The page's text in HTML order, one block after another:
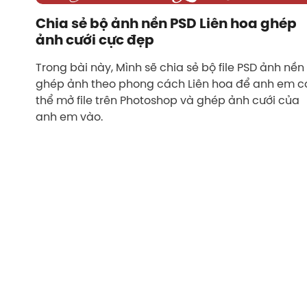
Chia sẻ bộ ảnh nền PSD Liên hoa ghép
ảnh cưới cực đẹp
Trong bài này, Mình sẽ chia sẻ bộ file PSD ảnh nền
ghép ảnh theo phong cách Liên hoa để anh em
thể mở file trên Photoshop và ghép ảnh cưới của
anh em vào.